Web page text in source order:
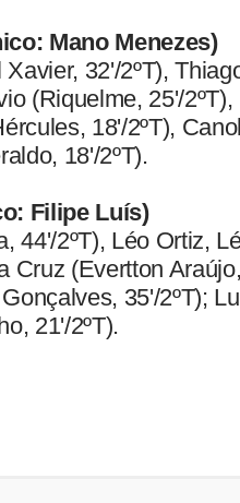
Mano Menezes)
32'/2ºT),
(Riquelme, 25'/
18'/2ºT),
18'/2ºT).
Filipe Luís)
44'/2ºT), Léo Ortiz,
Cruz (Evertton
35'/2ºT);
21'/2ºT).